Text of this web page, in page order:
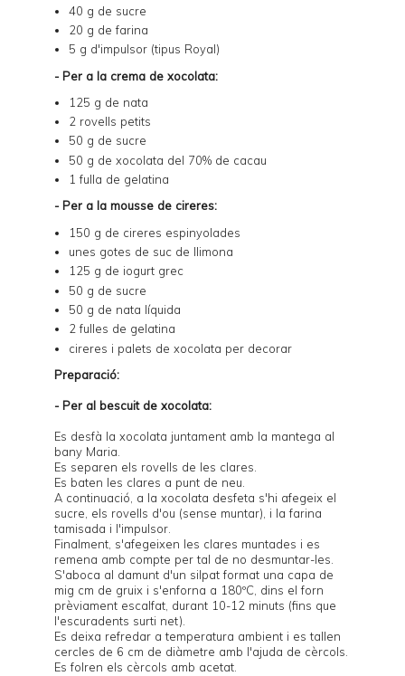
40 g de sucre
20 g de farina
5 g d'impulsor (tipus Royal)
- Per a la crema de xocolata:
125 g de nata
2 rovells petits
50 g de sucre
50 g de xocolata del 70% de cacau
1 fulla de gelatina
- Per a la mousse de cireres:
150 g de cireres espinyolades
unes gotes de suc de llimona
125 g de iogurt grec
50 g de sucre
50 g de nata líquida
2 fulles de gelatina
cireres i palets de xocolata per decorar
Preparació:
- Per al bescuit de xocolata:
Es desfà la xocolata juntament amb la mantega al
bany Maria.
Es separen els rovells de les clares.
Es baten les clares a punt de neu.
A continuació, a la xocolata desfeta s'hi afegeix el
sucre, els rovells d'ou (sense muntar), i la farina
tamisada i l'impulsor.
Finalment, s'afegeixen les clares muntades i es
remena amb compte per tal de no desmuntar-les.
S'aboca al damunt d'un silpat format una capa de
mig cm de gruix i s'enforna a 180ºC, dins el forn
prèviament escalfat, durant 10-12 minuts (fins que
l'escuradents surti net).
Es deixa refredar a temperatura ambient i es tallen
cercles de 6 cm de diàmetre amb l'ajuda de cèrcols.
Es folren els cèrcols amb acetat.